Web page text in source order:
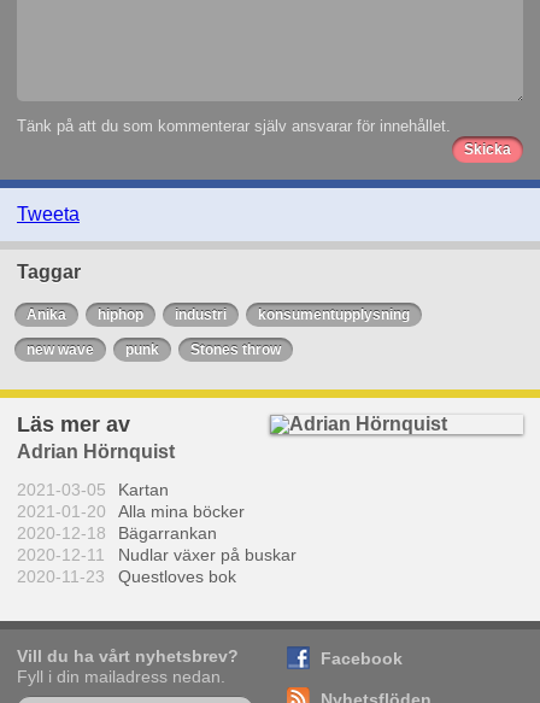
Tänk på att du som kommenterar själv ansvarar för innehållet.
Tweeta
Taggar
Anika hiphop industri konsumentupplysning
new wave punk Stones throw
Läs mer av
Adrian Hörnquist
2021-03-05
Kartan
2021-01-20
Alla mina böcker
2020-12-18
Bägarrankan
2020-12-11
Nudlar växer på buskar
2020-11-23
Questloves bok
Vill du ha vårt nyhetsbrev?
Fyll i din mailadress nedan.
Facebook